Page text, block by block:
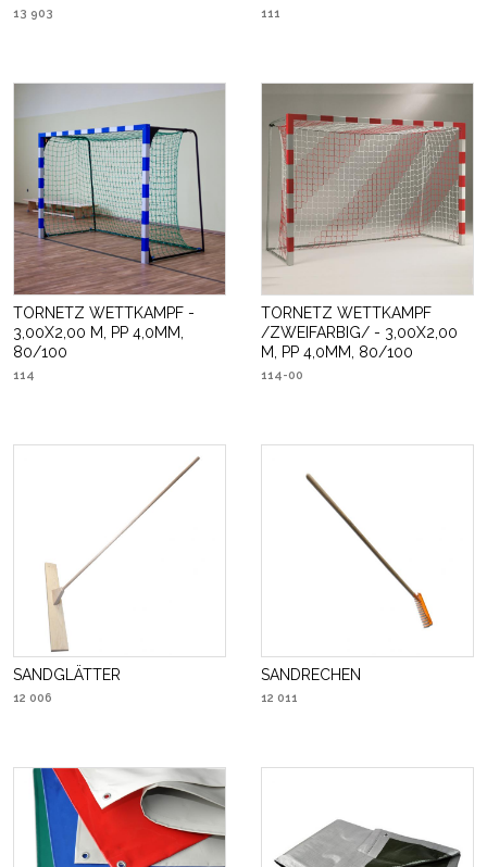
13 903 111
TORNETZ WETTKAMPF -
3,00X2,00 M, PP 4,0MM,
80/100
114
TORNETZ WETTKAMPF
/ZWEIFARBIG/ - 3,00X2,00
M, PP 4,0MM, 80/100
114-00
SANDGLÄTTER
12 006
SANDRECHEN
12 011